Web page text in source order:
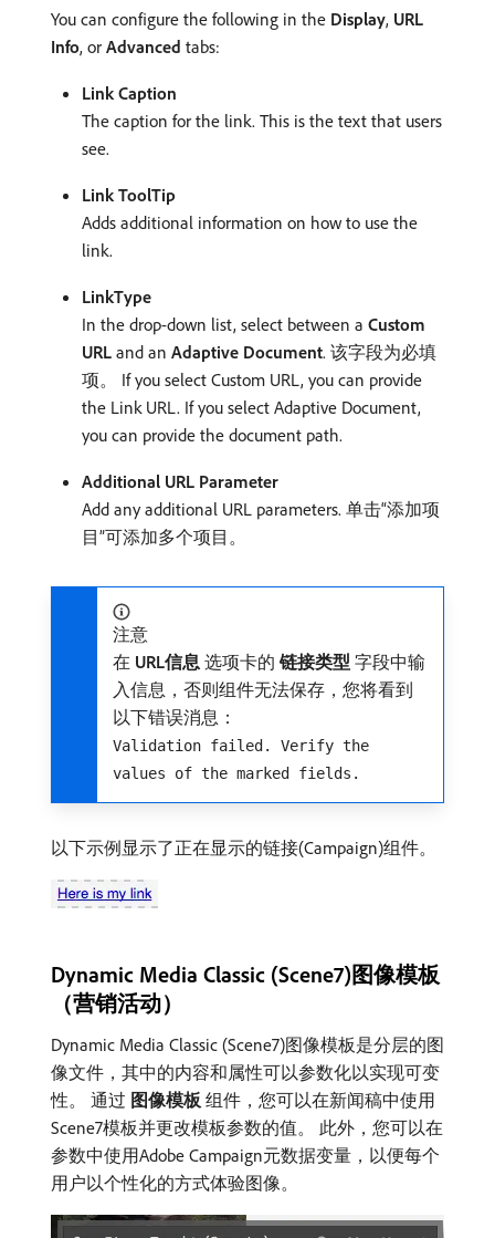
You can configure the following in the Display, URL
Info, or Advanced tabs:
Link Caption
The caption for the link. This is the text that users
see.
Link ToolTip
Adds additional information on how to use the
link.
LinkType
In the drop-down list, select between a Custom
URL and an Adaptive Document. 该字段为必填
项。 If you select Custom URL, you can provide
the Link URL. If you select Adaptive Document,
you can provide the document path.
Additional URL Parameter
Add any additional URL parameters. 单击“添加项
目”可添加多个项目。
注意
在​ URL信息 ​选项卡的​ 链接类型 ​字段中输
入信息，否则组件无法保存，您将看到
以下错误消息：
Validation failed. Verify the
values of the marked fields.
以下示例显示了正在显示的链接(Campaign)组件。
Dynamic Media Classic (Scene7)图像模板
（营销活动）
Dynamic Media Classic (Scene7)图像模板是分层的图
像文件，其中的内容和属性可以参数化以实现可变
性。 通过​ 图像模板 ​组件，您可以在新闻稿中使用
Scene7模板并更改模板参数的值。 此外，您可以在
参数中使用Adobe Campaign元数据变量，以便每个
用户以个性化的方式体验图像。